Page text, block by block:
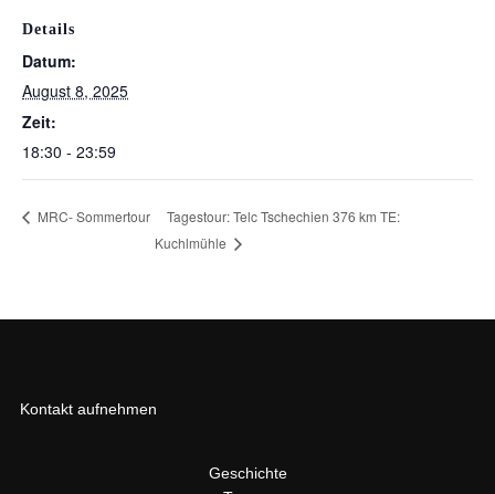
Details
Datum:
August 8, 2025
Zeit:
18:30 - 23:59
MRC- Sommertour
Tagestour: Telc Tschechien 376 km TE:
Kuchlmühle
Kontakt aufnehmen
Geschichte